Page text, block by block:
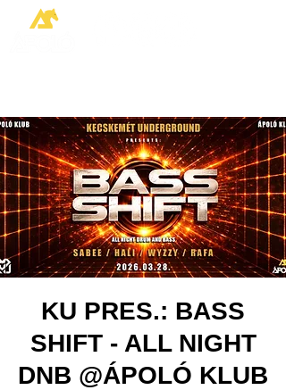
KU PRES.: BASS
SHIFT - ALL NIGHT
DNB @ÁPOLÓ KLUB